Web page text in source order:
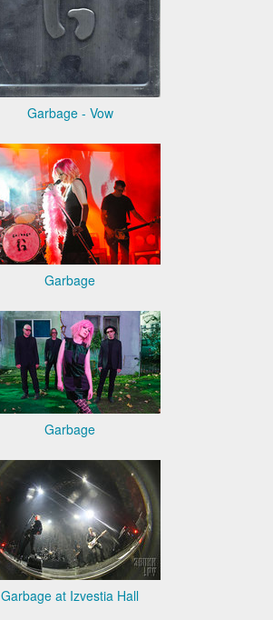
Garbage - Vow
Garbage
Garbage
Garbage at Izvestia Hall